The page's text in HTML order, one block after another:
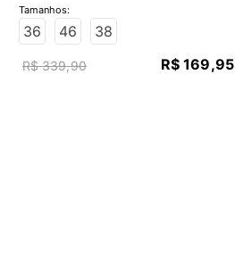
- JEANS ESCURO
36 46 38
R$ 339,90 R$ 169,95